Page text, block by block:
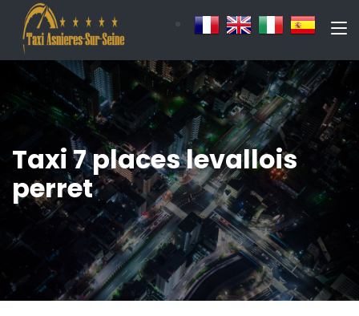
Taxi 7 places levallois
perret